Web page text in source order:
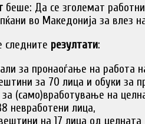
беше: Да се зголемат
во Македонија за влез
следните резултати:
за пронаоѓање на работа
за 70 лица и обуки за
(само)вработување на
невработени лица,
на 17 лица од целната